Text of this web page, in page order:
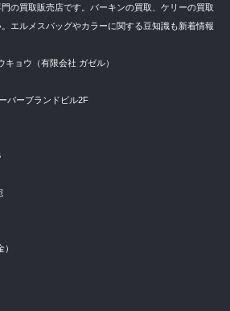
の買取販売店です。バーキンの買取、ケリーの買取
エルメスバッグやカラーに関する豆知識も新着情報
ョウ（有限会社 ガゼル）
パーブランドビル2F